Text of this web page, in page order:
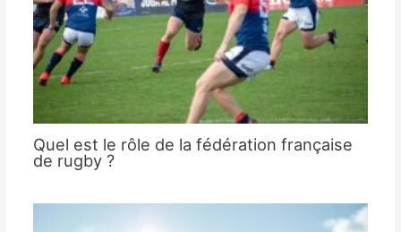
Quel est le rôle de la fédération française
de rugby ?